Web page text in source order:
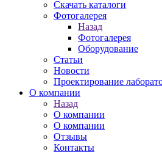
Скачать каталоги
Фотогалерея
Назад
Фотогалерея
Оборудование
Статьи
Новости
Проектирование
О компании
Назад
О компании
О компании
Отзывы
Контакты